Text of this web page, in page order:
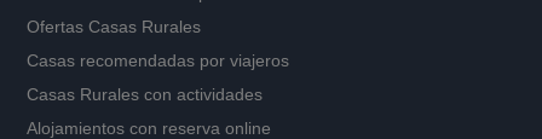
Ofertas Casas Rurales
Casas recomendadas por viajeros
Casas Rurales con actividades
Alojamientos con reserva online